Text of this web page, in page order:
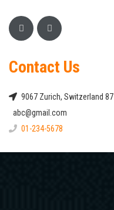
Contact Us
9067 Zurich, Switzerland 87
abc@gmail.com
01-234-5678